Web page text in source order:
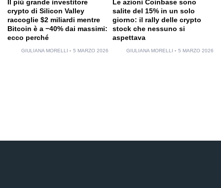
Il più grande investitore
crypto di Silicon Valley
raccoglie $2 miliardi mentre
Bitcoin è a −40% dai massimi:
ecco perché
GIULIANA MORELLI 5 MARZO 2026
Le azioni Coinbase sono
salite del 15% in un solo
giorno: il rally delle crypto
stock che nessuno si
aspettava
GIULIANA MORELLI 5 MARZO 2026